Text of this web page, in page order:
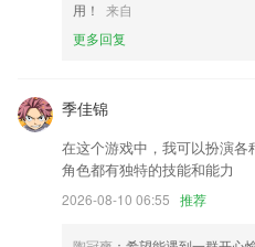
视频也可以授权售卖啦～视频创作者
存储数据正式迁移到私有目录；
修改部分手机打开速度慢的问题
联系我们
应用商店进行打分评论，说出您的
用！
来自
更多回复
季佳锦
在这个游戏中，我可以扮演
角色都有独特的技能和能力
2026-08-10 06:55 推荐